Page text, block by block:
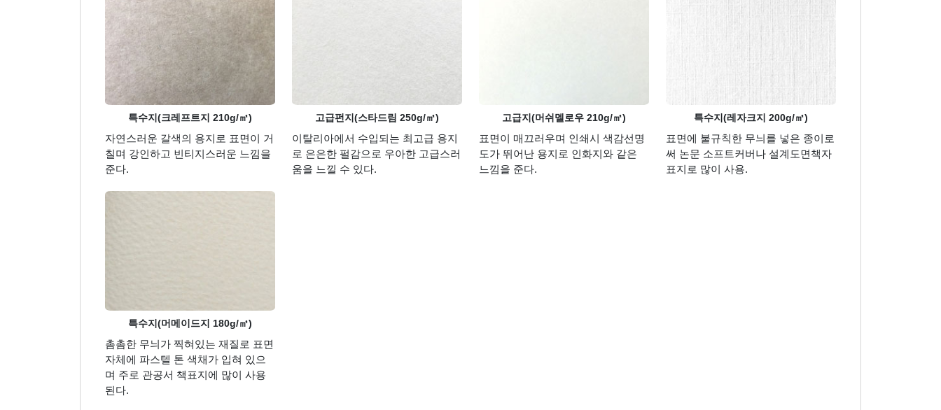
특수지(크레프트지 210g/㎡)
자연스러운 갈색의 용지로 표면이 거
칠며 강인하고 빈티지스러운 느낌을
준다.
고급펀지(스타드림 250g/㎡)
이탈리아에서 수입되는 최고급 용지
로 은은한 펄감으로 우아한 고급스러
움을 느낄 수 있다.
고급지(머쉬멜로우 210g/㎡)
표면이 매끄러우며 인쇄시 색감선명
도가 뛰어난 용지로 인화지와 같은
느낌을 준다.
특수지(레자크지 200g/㎡)
표면에 불규칙한 무늬를 넣은 종이로
써 논문 소프트커버나 설계도면책자
표지로 많이 사용.
특수지(머메이드지 180g/㎡)
촘촘한 무늬가 찍혀있는 재질로 표면
자체에 파스텔 톤 색채가 입혀 있으
며 주로 관공서 책표지에 많이 사용
된다.